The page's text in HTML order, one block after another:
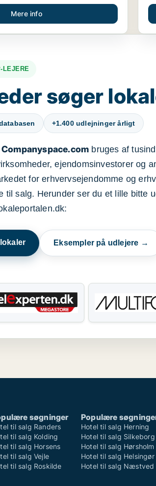
Mere info
LEJERE
søger
+1.400 udlejninger årligt
Companyspace.com bruges af
ejendomsinvestorer og
for erhvervsejendomme og
til salg. Herunder ser du et lille bitte
Eksempler på udlejere →
søgninger
til salg Randers
til salg Kolding
til salg Horsens
til salg Vejle
til salg Roskilde
Populære
Hotel til salg Herning
Hotel til salg Silkeborg
Hotel til salg Hørsholm
Hotel til salg Helsingør
Hotel til salg Næstved